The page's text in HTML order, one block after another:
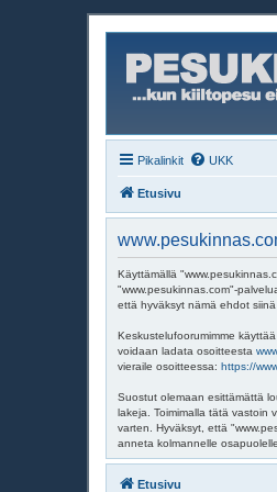
Pikalinkit UKK
Etusivu
Käyttämällä
"www.pesukinnas.com"-
että hyväksyt nämä ehdot
Keskustelufoorumimme
voidaan ladata osoitteesta
vieraile osoitteessa: https://
Suostut olemaan esittämättä
lakeja. Toimimalla tätä vastoin
varten. Hyväksyt, että
anneta kolmannelle
Etusivu